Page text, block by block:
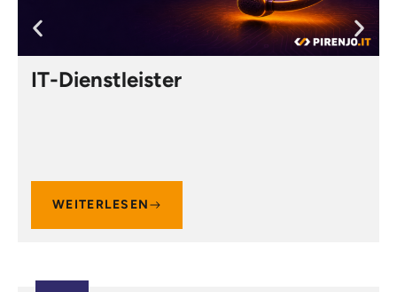
IT-Dienstleister
WEITERLESEN